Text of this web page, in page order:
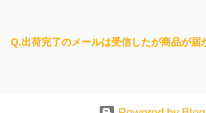
Q.出荷完了のメールは受信したが商品が届